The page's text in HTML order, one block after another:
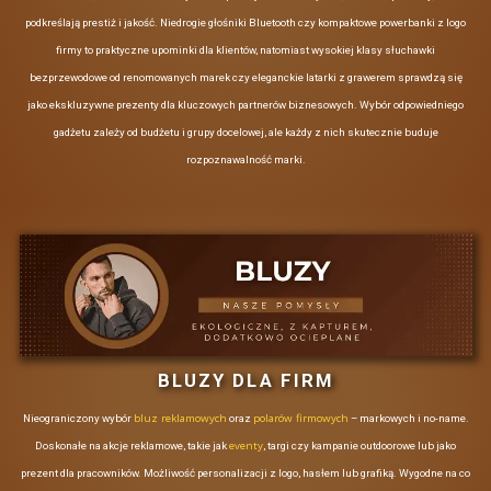
marce nawet po zakończeniu
pobytu.
KORZYŚCI Z
WYKORZYSTANIA
GADŻETÓW
NA WYJAZDACH
Inwestowanie w gadżety reklamowe
na wyjazdach integracyjnych
przynosi szereg korzyści
biznesowych, które warto rozważyć:
Budowanie
rozpoznawalności
tylko praktycznym upominkiem dla klientów i partnerów
nośnikiem Twojej marki.